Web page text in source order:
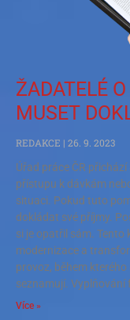
ŽADATELÉ
MUSET
REDAKCE
26. 9. 2023
Úřad práce ČR
přístupu k dávkám
situaci. Pokud tuto
dokládat své příjmy.
si je opatřil sám. Tento
modernizace a
provoz, během
seznamují.
Více »